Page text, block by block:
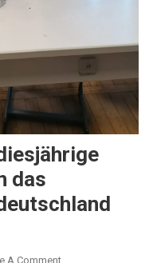
das
A CommentOn